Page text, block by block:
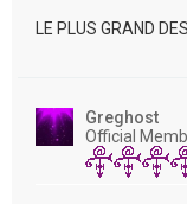
LE PLUS GRAND
Greghost
Official